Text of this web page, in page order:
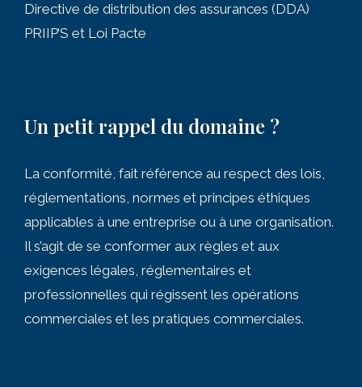
Directive de distribution des assurances (DDA)
PRIIP’S et Loi Pacte
Un petit rappel du domaine ?
La conformité, fait référence au respect des lois,
réglementations, normes et principes éthiques
applicables à une entreprise ou à une organisation.
Il s’agit de se conformer aux règles et aux
exigences légales, réglementaires et
professionnelles qui régissent les opérations
commerciales et les pratiques commerciales.